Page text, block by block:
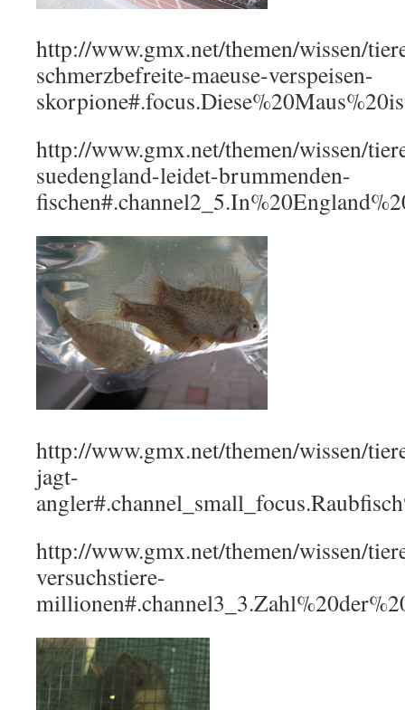
http://www.gmx.net/themen/wissen/
schmerzbefreite-maeuse-verspeisen-
http://www.gmx.net/themen/wissen/
suedengland-leidet-brummenden-
http://www.gmx.net/themen/wissen/
jagt-
http://www.gmx.net/themen/wissen/
versuchstiere-